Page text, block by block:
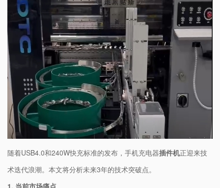
随着USB4.0和240W快充标准的发布，手机充电器插件机正迎来技
术迭代浪潮。本文将分析未来3年的技术突破点。